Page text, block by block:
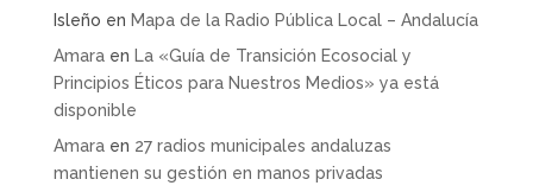
Isleño en Mapa de la Radio Pública Local – Andalucía
Amaraen La «Guía de Transición Ecosocial y
Principios Éticos para Nuestros Medios» ya está
disponible
Amaraen 27 radios municipales andaluzas
mantienen su gestión en manos privadas